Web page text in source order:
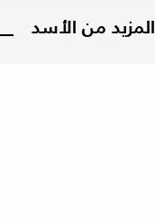
المزيد من الأسد